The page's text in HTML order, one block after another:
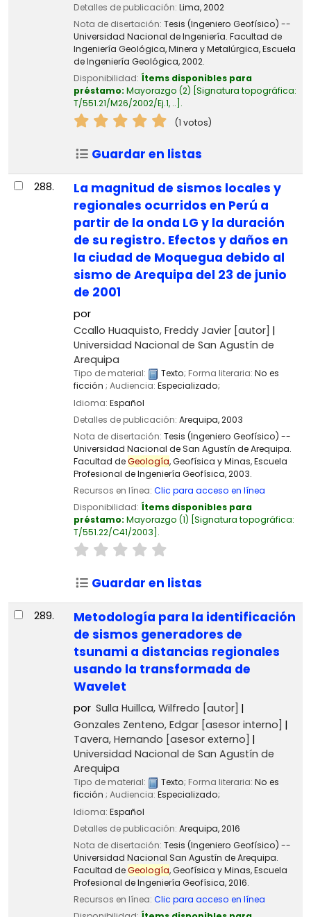
Detalles de publicación: Lima,2002
Nota de disertación: Tesis (Ingeniero Geofísico) --
Universidad Nacional de Ingeniería. Facultad de
Ingeniería Geológica, Minera y Metalúrgica, Escuela
de Ingeniería Geológica, 2002.
Disponibilidad: Ítems disponibles para
préstamo: Mayorazgo (2) Signatura topográfica:
T/551.21/M26/2002/Ej.1, .. .
(1 votos)
Guardar en listas
288.
La magnitud de sismos locales y
regionales ocurridos en Perú a
partir de la onda LG y la duración
de su registro. Efectos y daños en
la ciudad de Moquegua debido al
sismo de Arequipa del 23 de junio
de 2001
por
Ccallo Huaquisto, Freddy Javier[autor]
Universidad Nacional de San Agustín de
Arequipa
Tipo de material: Texto; Forma literaria: No es
ficción ; Audiencia: Especializado;
Idioma: Español
Detalles de publicación: Arequipa,2003
Nota de disertación: Tesis (Ingeniero Geofísico) --
Universidad Nacional de San Agustín de Arequipa.
Facultad deGeología, Geofísica y Minas, Escuela
Profesional de Ingeniería Geofísica, 2003.
Recursos en línea: Clic para acceso en línea
Disponibilidad: Ítems disponibles para
préstamo: Mayorazgo (1) Signatura topográfica:
T/551.22/C41/2003 .
Guardar en listas
289.
Metodología para la identificación
de sismos generadores de
tsunami a distancias regionales
usando la transformada de
Wavelet
por Sulla Huillca, Wilfredo [autor]
Gonzales Zenteno, Edgar[asesor interno]
Tavera, Hernando [asesor externo]
Universidad Nacional de San Agustín de
Arequipa
Tipo de material: Texto; Forma literaria: No es
ficción ; Audiencia: Especializado;
Idioma: Español
Detalles de publicación: Arequipa,2016
Nota de disertación: Tesis (Ingeniero Geofísico) --
Universidad Nacional San Agustín de Arequipa.
Facultad deGeología, Geofísica y Minas, Escuela
Profesional de Ingeniería Geofísica, 2016.
Recursos en línea: Clic para acceso en línea